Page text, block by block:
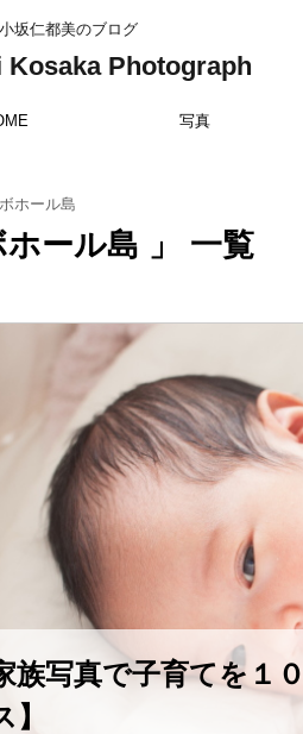
坂仁都美のブログ
Kosaka Photograph
写真
ボホール島
ホール島 」 一覧
族写真で子育てを１
】